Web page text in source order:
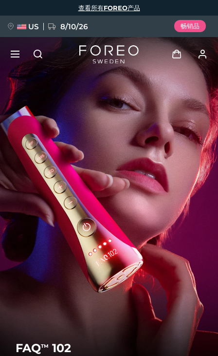
FAQTM 102
查看所有FOREO产品
US 8/10/26 畅销品
用户信息
我的设备
我的订单
我的地址
我的订阅
新品
FAQ™ Pure Beauty-Tech Elixir
BREAKING NEWS
issa™ Teeth Whitening Set
FAQ™ Dual LED Panel
特别优惠
语言
English Deutsch
Español
Français
Italiano
Português
Polski
Svenska
Русский
Türkçe
简体中文 繁體中文
发货国家
预计送达日期10/08/2026
英国 预计送达日期 09/08/2026
预计送达日期 09/08/2026
预计送达日期 12/08/2026
09/08/2026